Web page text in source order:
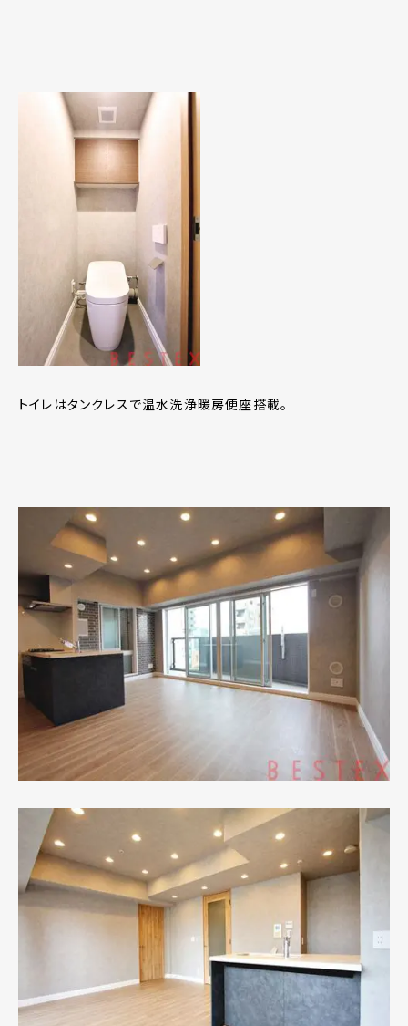
トイレはタンクレスで温水洗浄暖房便座搭載。